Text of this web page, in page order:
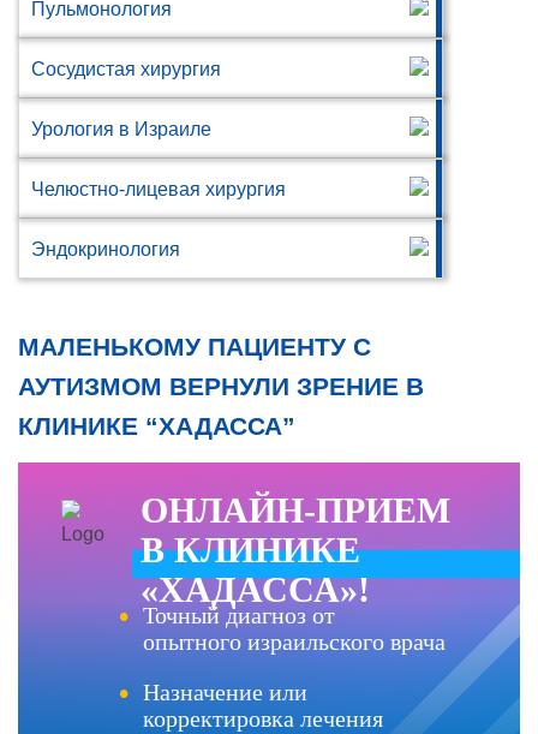
Пульмонология
Сосудистая хирургия
Урология в Израиле
Челюстно-лицевая хирургия
Эндокринология
МАЛЕНЬКОМУ ПАЦИЕНТУ С
АУТИЗМОМ ВЕРНУЛИ ЗРЕНИЕ В
КЛИНИКЕ “ХАДАССА”
ОНЛАЙН-ПРИЕМ
В КЛИНИКЕ
«ХАДАССА»!
Точный диагноз от
опытного израильского врача
Назначение или
корректировка лечения